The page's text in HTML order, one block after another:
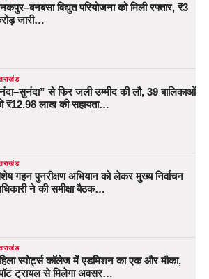
विद्युत परियोजना को मिली रफ्तार, ₹3
जारी…
से फिर जली उम्मीद की लौ, 39 बालिकाओं
₹12.98 लाख की सहायता…
गहन पुनरीक्षण अभियान को लेकर मुख्य निर्वाचन
ने की समीक्षा बैठक…
स्पोर्ट्स कॉलेज में एडमिशन का एक और मौका,
ट्रायल से मिलेगा अवसर…